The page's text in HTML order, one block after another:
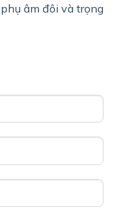
âm đôi và trọng